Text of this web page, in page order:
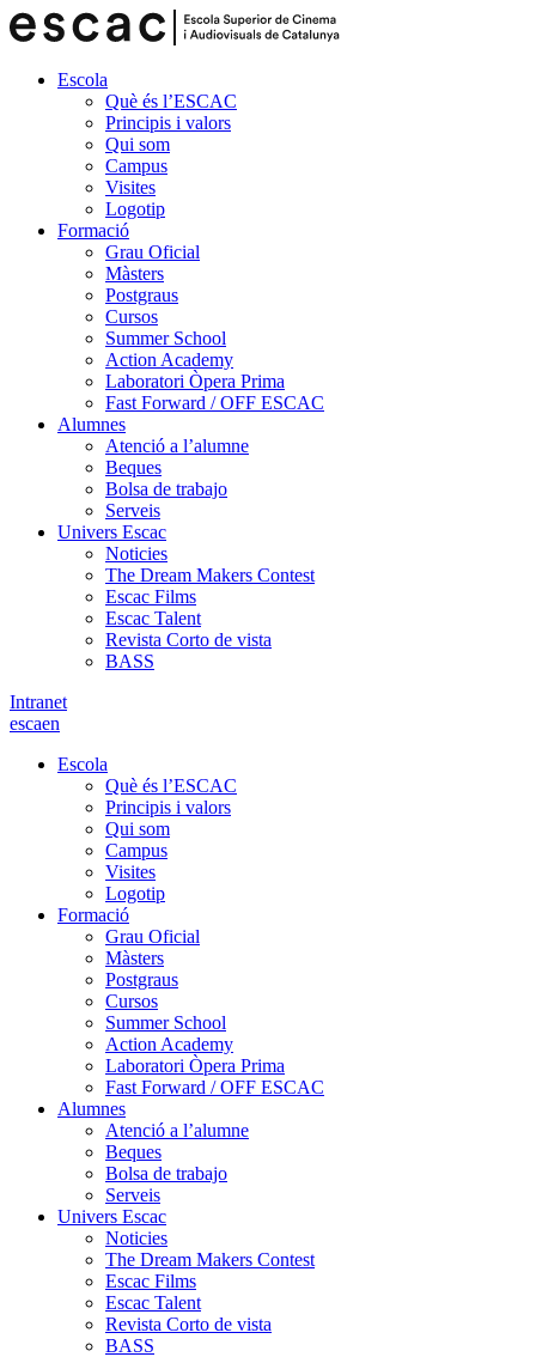
Escola
Què és l’ESCAC
Principis i valors
Qui som
Campus
Visites
Logotip
Formació
Grau Oficial
Màsters
Postgraus
Cursos
Summer School
Action Academy
Laboratori Òpera Prima
Fast Forward / OFF ESCAC
Alumnes
Atenció a l’alumne
Beques
Bolsa de trabajo
Serveis
Univers Escac
Noticies
The Dream Makers Contest
Escac Films
Escac Talent
Revista Corto de vista
BASS
Intranet
escaen
Escola
Què és l’ESCAC
Principis i valors
Qui som
Campus
Visites
Logotip
Formació
Grau Oficial
Màsters
Postgraus
Cursos
Summer School
Action Academy
Laboratori Òpera Prima
Fast Forward / OFF ESCAC
Alumnes
Atenció a l’alumne
Beques
Bolsa de trabajo
Serveis
Univers Escac
Noticies
The Dream Makers Contest
Escac Films
Escac Talent
Revista Corto de vista
BASS